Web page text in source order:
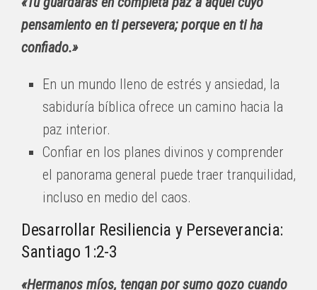
pensamiento en ti persevera; porque en ti ha
confiado.»
En un mundo lleno de estrés y ansiedad, la
sabiduría bíblica ofrece un camino hacia la
paz interior.
Confiar en los planes divinos y comprender
el panorama general puede traer tranquilidad,
incluso en medio del caos.
Desarrollar Resiliencia y Perseverancia:
Santiago 1:2-3
«Hermanos míos, tengan por sumo gozo cuando